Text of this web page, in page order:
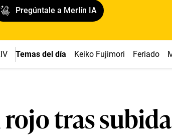
Pregúntale a Merlín IA
Temas del día Keiko Fujimori Feriado
tras